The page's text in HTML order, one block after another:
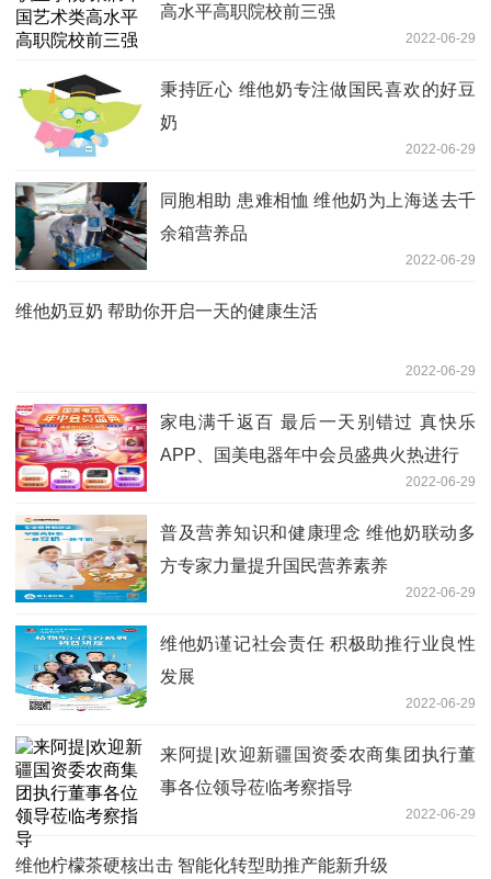
高水平高职院校前三强
2022-06-29
秉持匠心 维他奶专注做国民喜欢的好豆
奶
2022-06-29
同胞相助 患难相恤 维他奶为上海送去千
余箱营养品
2022-06-29
维他奶豆奶 帮助你开启一天的健康生活
2022-06-29
家电满千返百 最后一天别错过 真快乐
APP、国美电器年中会员盛典火热进行
2022-06-29
普及营养知识和健康理念 维他奶联动多
方专家力量提升国民营养素养
2022-06-29
维他奶谨记社会责任 积极助推行业良性
发展
2022-06-29
来阿提|欢迎新疆国资委农商集团执行董
事各位领导莅临考察指导
2022-06-29
维他柠檬茶硬核出击 智能化转型助推产能新升级